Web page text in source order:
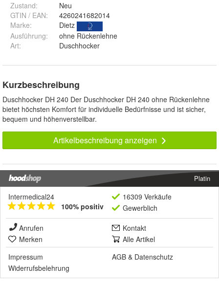
Zustand:
Neu
GTIN / EAN:
4260241682014
Marke:
Dietz
Ausführung:
ohne Rückenlehne
Art: Duschhocker
Kurzbeschreibung
Duschhocker DH 240 Der Duschhocker DH 240 ohne Rückenlehne
bietet höchsten Komfort für individuelle Bedürfnisse und ist sicher,
bequem und höhenverstellbar.
Artikelbeschreibung anzeigen
Platin
Intermedical24
100% positiv
16309 Verkäufe
Gewerblich
Anrufen
Kontakt
Merken
Alle Artikel
Impressum
AGB & Datenschutz
Widerrufsbelehrung